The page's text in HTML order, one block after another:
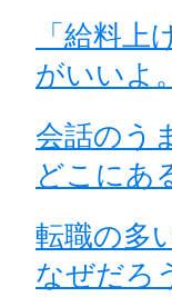
「給料
がいいよ。
会話のう
どこにあ
転職の多
なぜだろ